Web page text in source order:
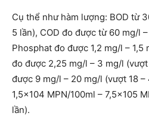
Cụ thể như hàm lượng: BOD từ
5 lần), COD đo được từ 60 mg/l
Phosphat đo được 1,2 mg/l –
đo được 2,25 mg/l – 3 mg/l (vượt
được 9 mg/l – 20 mg/l (vượt 18
1,5×104 MPN/100ml – 7,5×105
lần).